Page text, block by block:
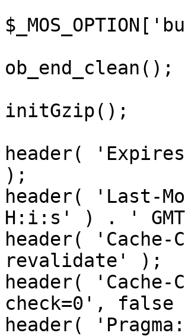
ob_end_clean();
initGzip();
header(
);
header( 'Last-
H:i:s' ) . '
header(
revalidate' );
header(
check=0', false
header(